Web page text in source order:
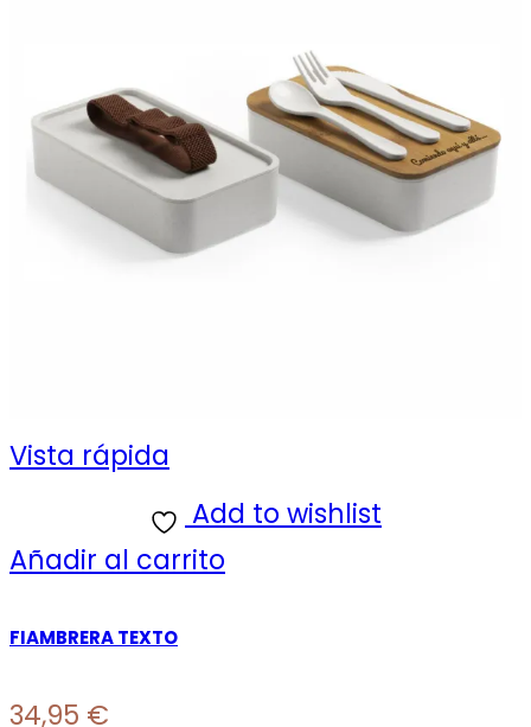
Vista rápida
Add to wishlist
Añadir al carrito
FIAMBRERA TEXTO
34,95 €